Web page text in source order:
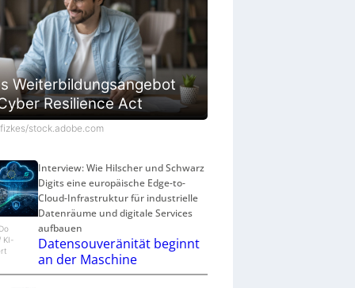
Weiterbildungsangebot
Resilience Act
stock.adobe.com
KI-
Interview: Wie Hilscher und Schwarz
Digits eine europäische Edge-to-
Cloud-Infrastruktur für industrielle
Datenräume und digitale Services
aufbauen
Datensouveränität beginnt
an der Maschine